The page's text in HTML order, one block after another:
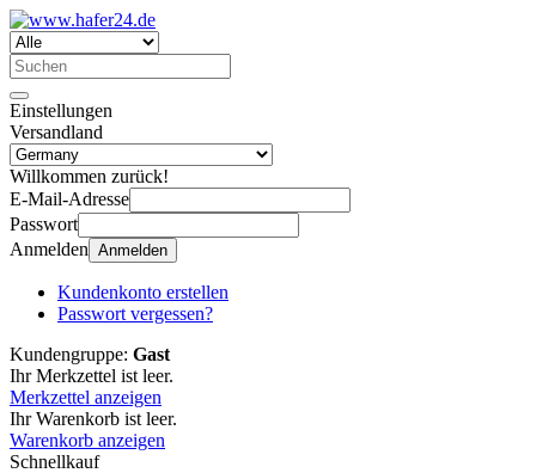
Einstellungen
Versandland
Willkommen zurück!
E-Mail-Adresse
Passwort
Anmelden Anmelden
Kundenkonto erstellen
Passwort vergessen?
Kundengruppe: Gast
Ihr Merkzettel ist leer.
Merkzettel anzeigen
Ihr Warenkorb ist leer.
Warenkorb anzeigen
Schnellkauf